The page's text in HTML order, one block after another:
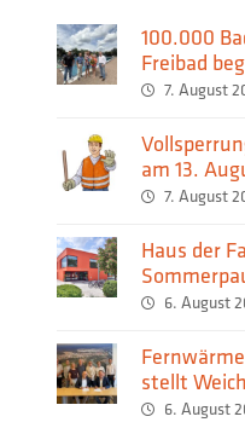
100.000
Freibad
7. August
am 13.
7. August
Haus der
6. August
stellt
6. August